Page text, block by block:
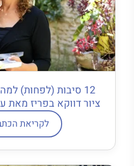
12 סיבות (לפחות)
ציור דווקא בפריז מאת
לקריאת